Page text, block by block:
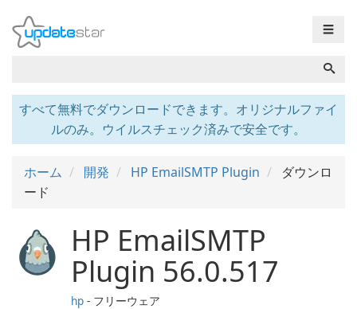
☰
すべて無料でダウンロードできます。オリジナルファイ
ルのみ。ウイルスチェック済みで安全です。
ホーム 開発 HP EmailSMTP Plugin
ダウンロ
ード
HP EmailSMTP
Plugin 56.0.517
hp - フリーウェア